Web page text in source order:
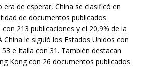
era de esperar, China se clasificó en
de documentos publicados
213 publicaciones y el 20,9% de la
China le siguió los Estados Unidos con
e Italia con 31. También destacan
Kong con 26 documentos publicados